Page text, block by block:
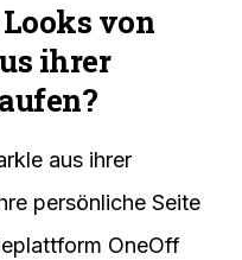
von
ihrer
aus ihrer
persönliche Seite
OneOff